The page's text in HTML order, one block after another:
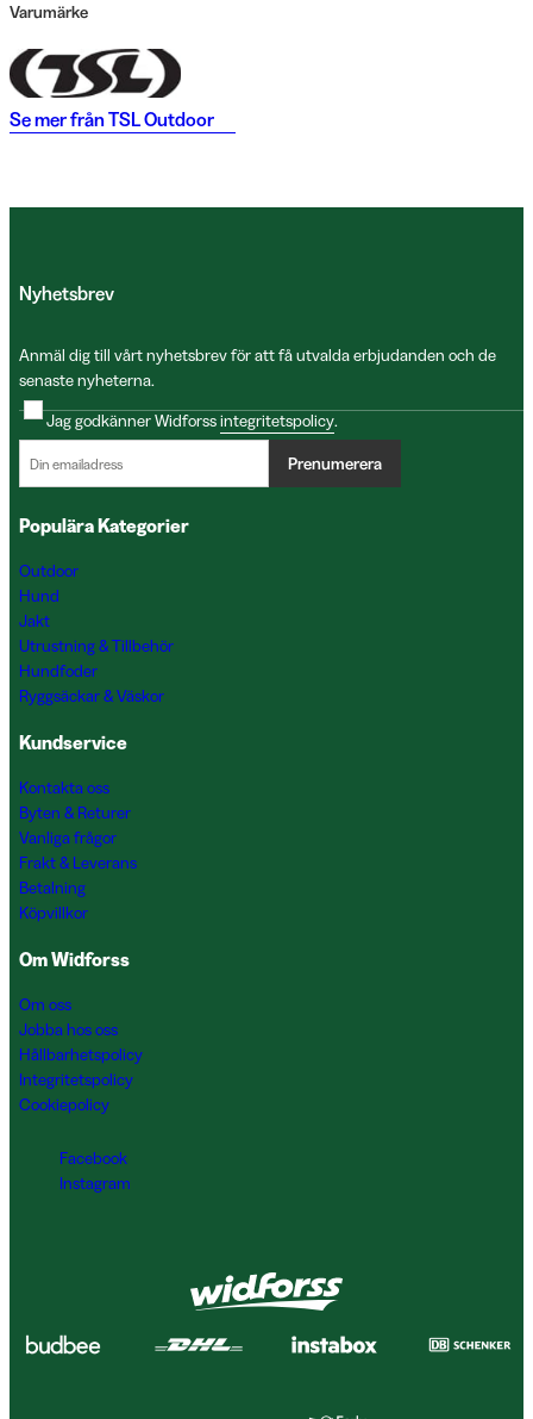
Varumärke
Se mer frånTSL Outdoor
Nyhetsbrev
Anmäl dig till vårt nyhetsbrev för att få utvalda erbjudanden och de
senaste nyheterna.
Jag godkänner Widforssintegritetspolicy.
Prenumerera
Populära Kategorier
Outdoor
Hund
Jakt
Utrustning & Tillbehör
Hundfoder
Ryggsäckar & Väskor
Kundservice
Kontakta oss
Byten & Returer
Vanliga frågor
Frakt & Leverans
Betalning
Köpvillkor
Om Widforss
Om oss
Jobba hos oss
Hållbarhetspolicy
Integritetspolicy
Cookiepolicy
Facebook
Instagram